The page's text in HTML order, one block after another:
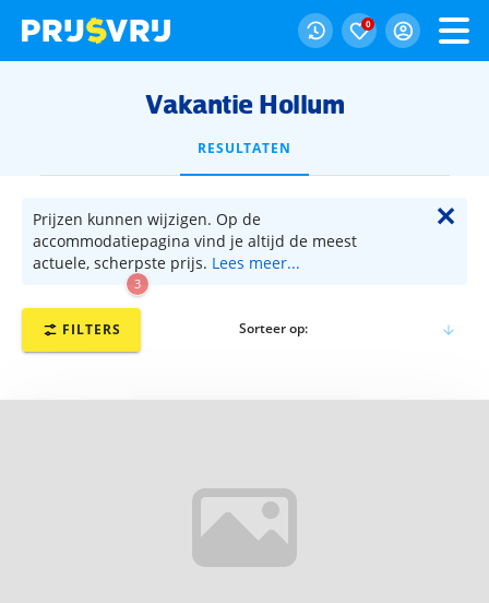
0
Vakantie Hollum
RESULTATEN
Prijzen kunnen wijzigen. Op de
accommodatiepagina vind je altijd de meest
actuele, scherpste prijs. Lees meer...
✕
FILTERS
3
Sorteer op: